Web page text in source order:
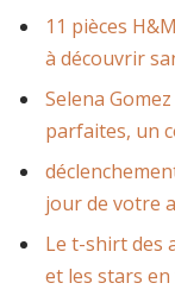
11 pièces
à découvrir
Selena
parfaites, un
jour de votre
Le t-shirt des
et les stars en